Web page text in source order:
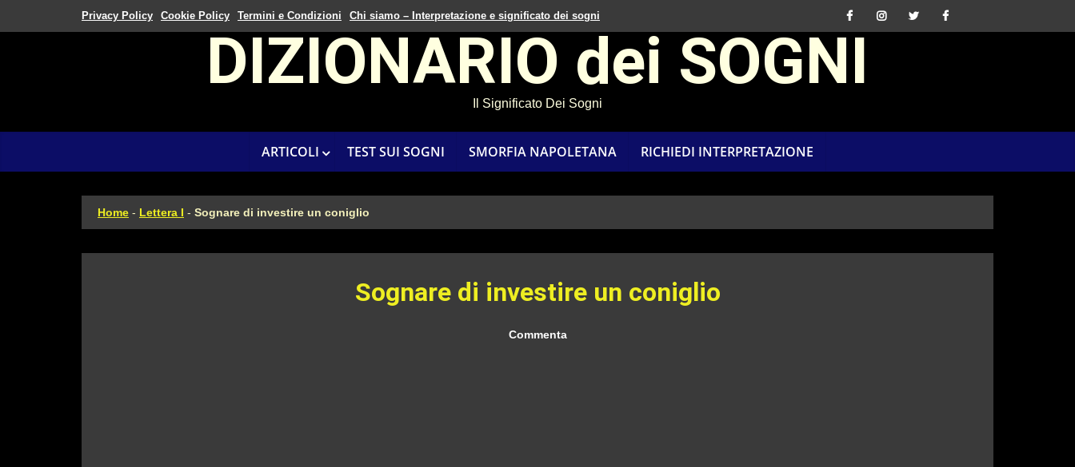
Privacy Policy Cookie Policy Termini e Condizioni Chi siamo – Interpretazione e significato dei sogni
DIZIONARIO dei SOGNI
Il Significato Dei Sogni
ARTICOLI TEST SUI SOGNI SMORFIA NAPOLETANA RICHIEDI INTERPRETAZIONE
Home - Lettera I - Sognare di investire un coniglio
Sognare di investire un coniglio
Commenta